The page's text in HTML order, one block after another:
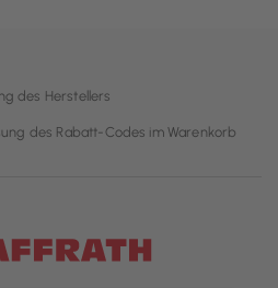
des Herstellers
des Rabatt-Codes im Warenkorb